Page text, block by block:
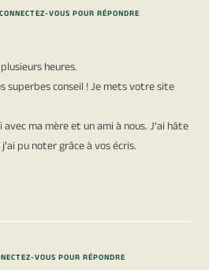
CONNECTEZ-VOUS POUR RÉPONDRE
heures.
superbes conseil ! Je mets votre site
ma mère et un ami à nous. J’ai hâte
pu noter grâce à vos écris.
VOUS POUR RÉPONDRE